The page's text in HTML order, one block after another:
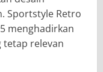
Sportstyle Retro
menghadirkan
tetap relevan